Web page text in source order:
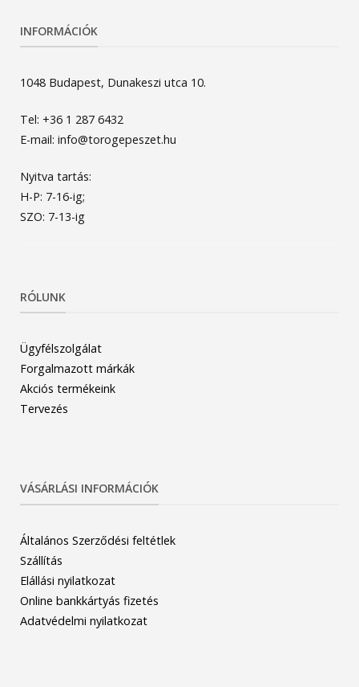
INFORMÁCIÓK
1048 Budapest, Dunakeszi utca 10.
Tel: +36 1 287 6432
E-mail: info@torogepeszet.hu
Nyitva tartás:
H-P: 7-16-ig;
SZO: 7-13-ig
RÓLUNK
Ügyfélszolgálat
Forgalmazott márkák
Akciós termékeink
Tervezés
VÁSÁRLÁSI INFORMÁCIÓK
Általános Szerződési feltétlek
Szállítás
Elállási nyilatkozat
Online bankkártyás fizetés
Adatvédelmi nyilatkozat